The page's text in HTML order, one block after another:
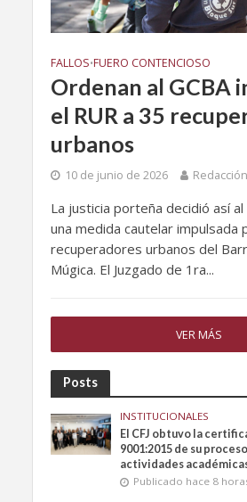
FALLOS•FUERO CONTENCIOSO
Ordenan al GCBA
el RUR a 35
urbanos
10 de junio de 2026
La justicia porteña decidió así al
una medida cautelar impulsada
recuperadores urbanos del
Múgica. El Juzgado de 1ra...
VER MÁS
Posts
INSTITUCIONALES
El CFJ obtuvo la
9001:2015 de su
actividades
Publicado hace 8